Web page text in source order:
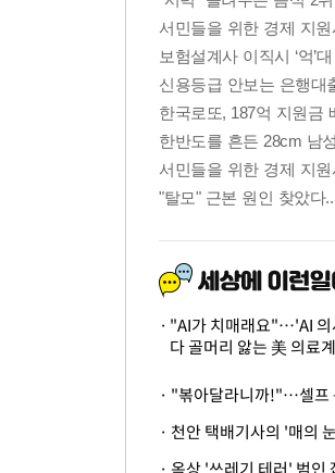
"AI가 치매래요"…'AI 의
다 골머리 앓는 美 의료